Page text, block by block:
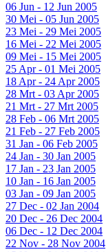
06 Jun - 12 Jun 2005
30 Mei - 05 Jun 2005
23 Mei - 29 Mei 2005
16 Mei - 22 Mei 2005
09 Mei - 15 Mei 2005
25 Apr - 01 Mei 2005
18 Apr - 24 Apr 2005
28 Mrt - 03 Apr 2005
21 Mrt - 27 Mrt 2005
28 Feb - 06 Mrt 2005
21 Feb - 27 Feb 2005
31 Jan - 06 Feb 2005
24 Jan - 30 Jan 2005
17 Jan - 23 Jan 2005
10 Jan - 16 Jan 2005
03 Jan - 09 Jan 2005
27 Dec - 02 Jan 2004
20 Dec - 26 Dec 2004
06 Dec - 12 Dec 2004
22 Nov - 28 Nov 2004